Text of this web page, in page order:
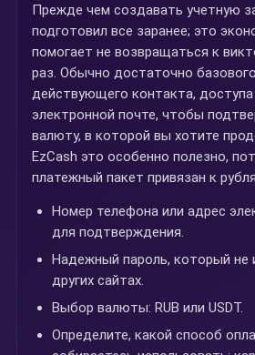
Прежде чем создавать учетную
подготовил все заранее; это
помогает не возвращаться к
раз. Обычно достаточно
действующего контакта, доступа
электронной почте, чтобы
валюту, в которой вы хотите
EzCash это особенно полезно,
платежный пакет привязан к
Номер телефона или адрес
для подтверждения.
Надежный пароль, который не
других сайтах.
Выбор валюты: RUB или USDT.
Определите, какой способ